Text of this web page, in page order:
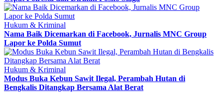
Hukum & Kriminal
Nama Baik Dicemarkan di Facebook, Jurnalis MNC Group
Lapor ke Polda Sumut
Hukum & Kriminal
Modus Buka Kebun Sawit Ilegal, Perambah Hutan di
Bengkalis Ditangkap Bersama Alat Berat